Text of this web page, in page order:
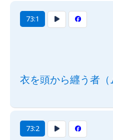
73:1
衣を頭から纒う者（
73:2